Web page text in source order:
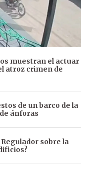
muestran el actuar
atroz crimen de
de un barco de la
ánforas
sobre la